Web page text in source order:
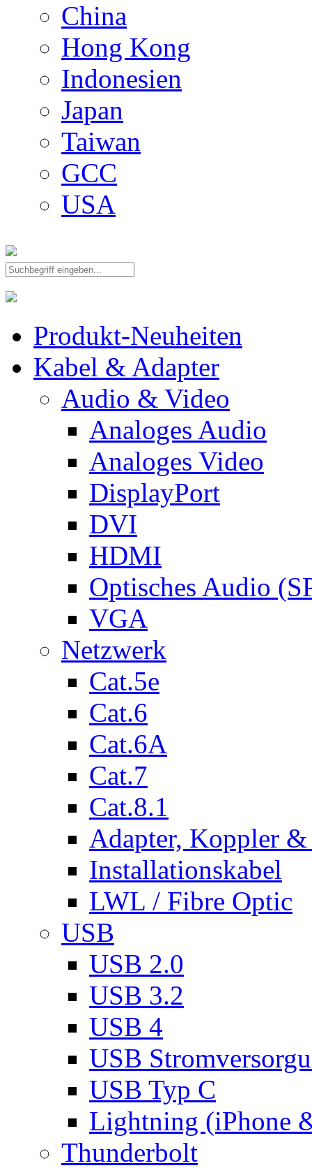
China
Hong Kong
Indonesien
Japan
Taiwan
GCC
USA
Produkt-Neuheiten
Kabel & Adapter
Audio & Video
Analoges Audio
Analoges Video
DisplayPort
DVI
HDMI
Optisches Audio
VGA
Netzwerk
Cat.5e
Cat.6
Cat.6A
Cat.7
Cat.8.1
Adapter, Koppler &
Installationskabel
LWL / Fibre Optic
USB
USB 2.0
USB 3.2
USB 4
USB
USB Typ C
Lightning (iPhone
Thunderbolt